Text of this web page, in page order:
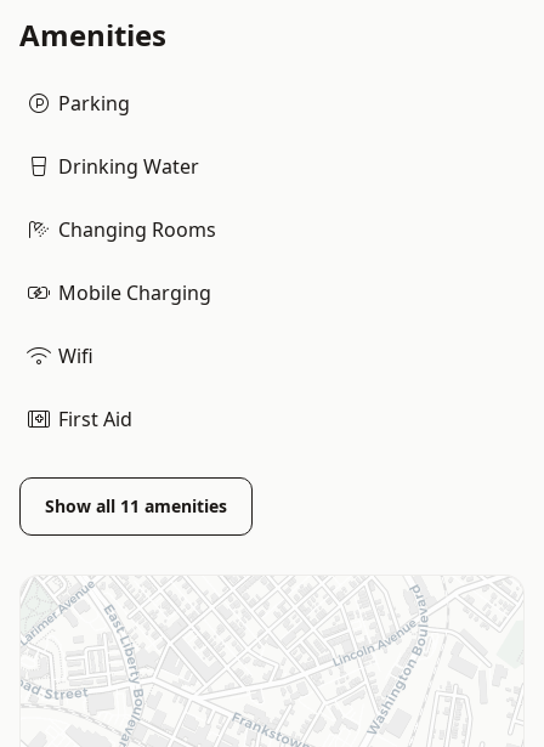
Amenities
Parking
Drinking Water
Changing Rooms
Mobile Charging
Wifi
First Aid
Show all 11 amenities